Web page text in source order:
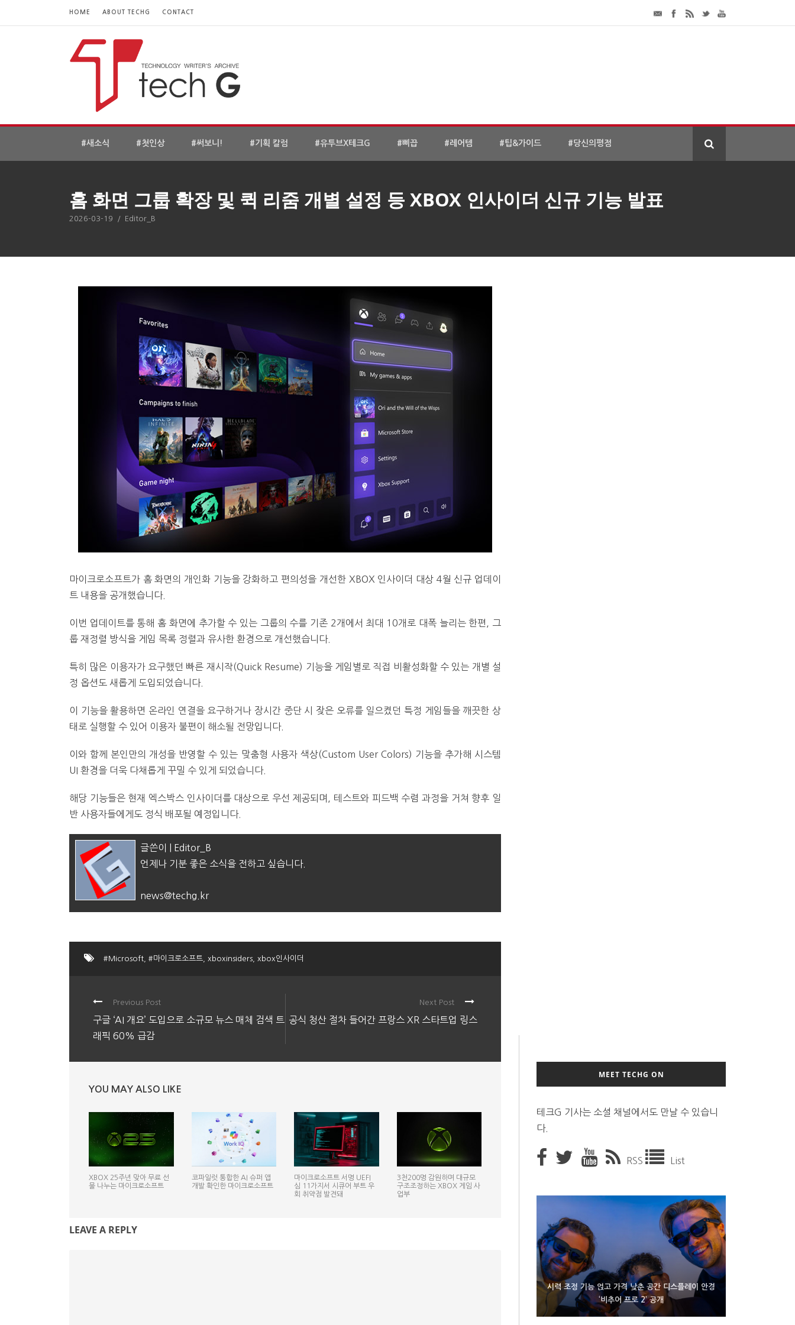
HOME ABOUT TECHG CONTACT
#새소식 #첫인상 #써보니! #기획 칼럼 #유투브X테크G #삐끕 #레어템 #팁&가이드 #당신의평점
홈 화면 그룹 확장 및 퀵 리줌 개별 설정 등 XBOX 인사이더 신규 기능 발표
2026-03-19 / Editor_B
마이크로소프트가 홈 화면의 개인화 기능을 강화하고 편의성을 개선한 XBOX 인사이더 대상 4월 신규 업데이
트 내용을 공개했습니다.
이번 업데이트를 통해 홈 화면에 추가할 수 있는 그룹의 수를 기존 2개에서 최대 10개로 대폭 늘리는 한편, 그
룹 재정렬 방식을 게임 목록 정렬과 유사한 환경으로 개선했습니다.
특히 많은 이용자가 요구했던 빠른 재시작(Quick Resume) 기능을 게임별로 직접 비활성화할 수 있는 개별 설
정 옵션도 새롭게 도입되었습니다.
이 기능을 활용하면 온라인 연결을 요구하거나 장시간 중단 시 잦은 오류를 일으켰던 특정 게임들을 깨끗한 상
태로 실행할 수 있어 이용자 불편이 해소될 전망입니다.
이와 함께 본인만의 개성을 반영할 수 있는 맞춤형 사용자 색상(Custom User Colors) 기능을 추가해 시스템
UI 환경을 더욱 다채롭게 꾸밀 수 있게 되었습니다.
해당 기능들은 현재 엑스박스 인사이더를 대상으로 우선 제공되며, 테스트와 피드백 수렴 과정을 거쳐 향후 일
반 사용자들에게도 정식 배포될 예정입니다.
글쓴이 | Editor_B
언제나 기분 좋은 소식을 전하고 싶습니다.
news@techg.kr
#Microsoft #마이크로소프트 xboxinsiders xbox인사이더
Previous Post
구글 ‘AI 개요’ 도입으로 소규모 뉴스 매체 검색 트
래픽 60% 급감
Next Post
공식 청산 절차 들어간 프랑스 XR 스타트업 링스
YOU MAY ALSO LIKE
XBOX 25주년 맞아 무료 선
물 나누는 마이크로소프트
코파일럿 통합한 AI 슈퍼 앱
개발 확인한 마이크로소프트
마이크로소프트 서명 UEFI
심 11가지서 시큐어 부트 우
회 취약점 발견돼
3천200명 감원하며 대규모
구조조정하는 XBOX 게임 사
업부
LEAVE A REPLY
MEET TECHG ON
테크G 기사는 소셜 채널에서도 만날 수 있습니
다.
RSS List
시력 조정 기능 얹고 가격 낮춘 공간 디스플레이 안경
‘비추어 프로 2’ 공개
D램 부족에 10억달러어치 아이폰18 프로세서 패키징
대기 중
300~400달러 반지형 스피커 준비하는 오픈AI